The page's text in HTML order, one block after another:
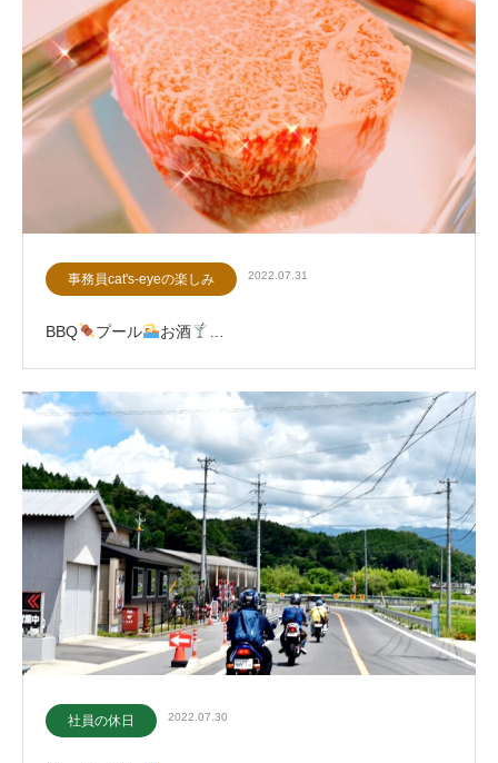
事務員cat's-eyeの楽しみ 2022.07.31
BBQ プール お酒
社員の休日 2022.07.30